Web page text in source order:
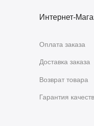
Интернет-
Оплата заказа
Доставка заказа
Возврат товара
Гарантия